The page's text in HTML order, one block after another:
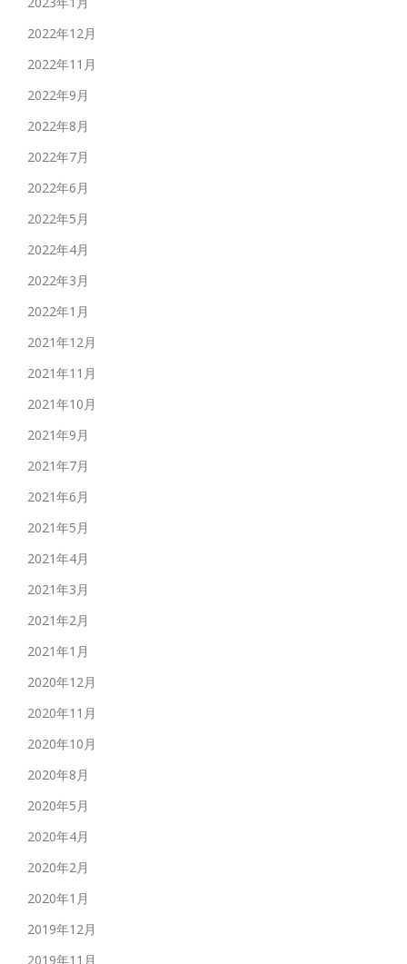
2022年12月
2022年11月
2022年9月
2022年8月
2022年7月
2022年6月
2022年5月
2022年4月
2022年3月
2022年1月
2021年12月
2021年11月
2021年10月
2021年9月
2021年7月
2021年6月
2021年5月
2021年4月
2021年3月
2021年2月
2021年1月
2020年12月
2020年11月
2020年10月
2020年8月
2020年5月
2020年4月
2020年2月
2020年1月
2019年12月
2019年11月